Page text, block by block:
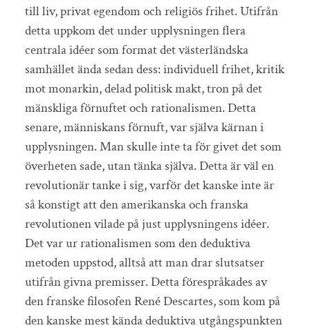
till liv, privat egendom och religiös frihet. Utifrån
detta uppkom det under upplysningen flera
centrala idéer som format det västerländska
samhället ända sedan dess: individuell frihet, kritik
mot monarkin, delad politisk makt, tron på det
mänskliga förnuftet och rationalismen. Detta
senare, människans förnuft, var själva kärnan i
upplysningen. Man skulle inte ta för givet det som
överheten sade, utan tänka själva. Detta är väl en
revolutionär tanke i sig, varför det kanske inte är
så konstigt att den amerikanska och franska
revolutionen vilade på just upplysningens idéer.
Det var ur rationalismen som den deduktiva
metoden uppstod, alltså att man drar slutsatser
utifrån givna premisser. Detta förespråkades av
den franske filosofen René Descartes, som kom på
den kanske mest kända deduktiva utgångspunkten